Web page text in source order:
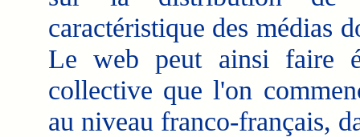
caractéristique des médias
Le web peut ainsi faire
collective que l'on
au niveau franco-français,